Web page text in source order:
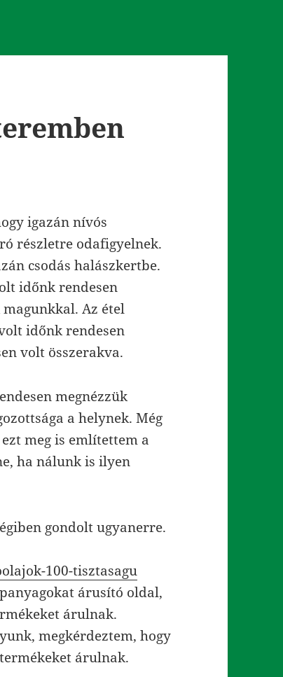
igazán nívós
részletre odafigyelnek.
csodás halászkertbe.
időnk rendesen
Az étel
időnk rendesen
volt összerakva.
megnézzük
a helynek. Még
meg is említettem a
ha nálunk is ilyen
gondolt ugyanerre.
100-tisztasagu
árusító oldal,
árulnak.
megkérdeztem, hogy
árulnak.